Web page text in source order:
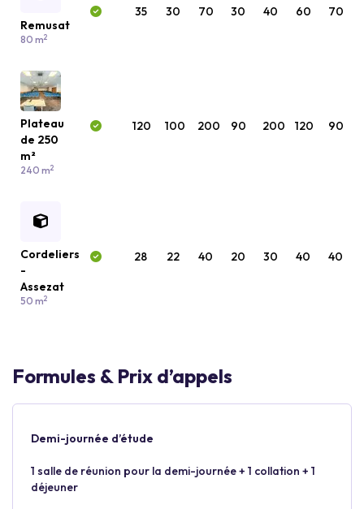
Remusat
80 m2
35 30 70 30 40 60 70
Plateau
de 250
m²
240 m2
120 100 200 90 200 120 90
Cordeliers
-
Assezat
50 m2
28 22 40 20 30 40 40
Formules & Prix d’appels
Demi-journée d’étude
1 salle de réunion pour la demi-journée + 1 collation + 1
déjeuner